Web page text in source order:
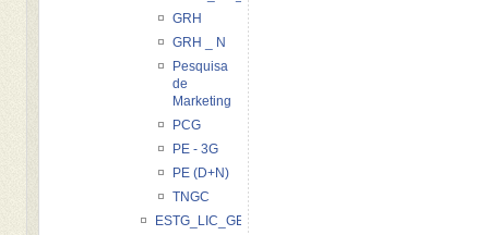
GRH
GRH _ N
Pesquisa
de
Marketing
PCG
PE - 3G
PE (D+N)
TNGC
ESTG_LIC_GESTAO_ePLACARD_20122013